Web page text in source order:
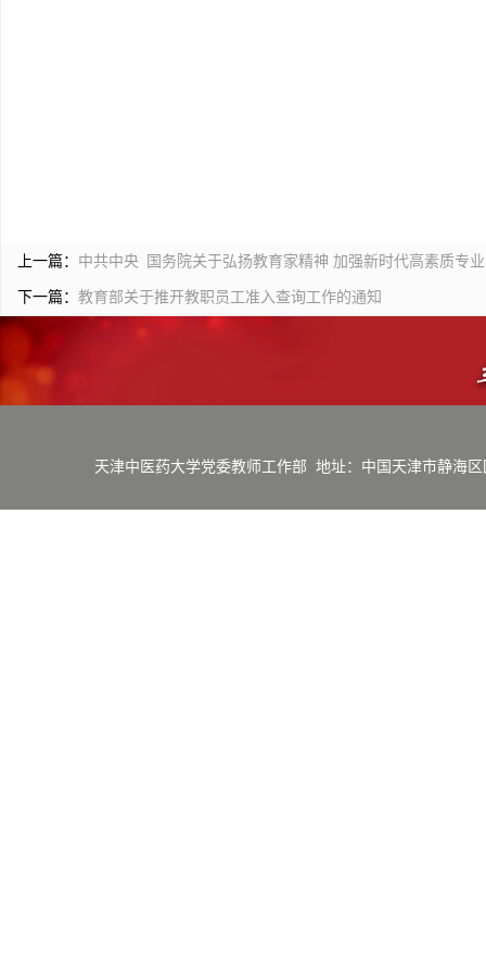
上一篇： 中共中央 国务院关于弘扬教育家精神 加强新时代高素质专
下一篇： 教育部关于推开教职员工准入查询工作的通知
天津中医药大学党委教师工作部 地址：中国天津市静海